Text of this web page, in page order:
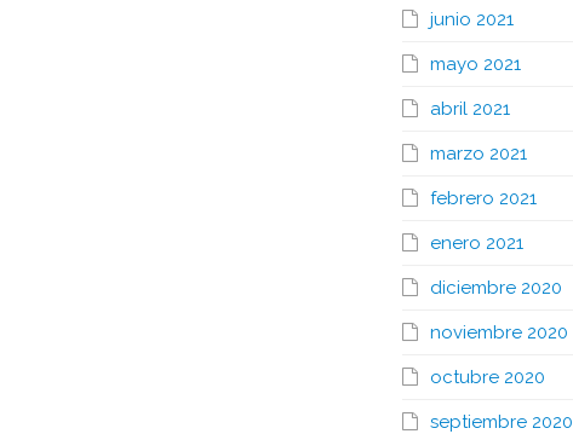
junio 2021
mayo 2021
abril 2021
marzo 2021
febrero 2021
enero 2021
diciembre 2020
noviembre 2020
octubre 2020
septiembre 2020